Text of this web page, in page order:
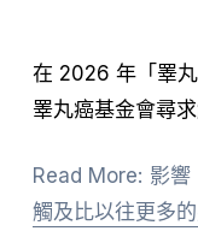
在 2026 年「睪
睪丸癌基金會尋
Read More: 影響
觸及比以往更多